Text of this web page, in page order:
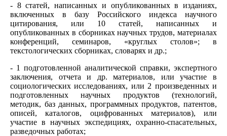
- 8 статей, написанных и опубликованных в изданиях,
включенных в базу Российского индекса научного
цитирования, или 10 статей, написанных и
опубликованных в сборниках научных трудов, материалах
конференций, семинаров, «круглых столов»; в
текстологических сборниках, словарях и др.;
- 1 подготовленной аналитической справки, экспертного
заключения, отчета и др. материалов, или участие в
социологических исследованиях, или 2 произведенных и
подготовленных научных продуктов (технологий,
методик, баз данных, программных продуктов, патентов,
описей, каталогов, оцифрованных материалов), или
участие в научных экспедициях, охранно-спасательных,
разведочных работах;